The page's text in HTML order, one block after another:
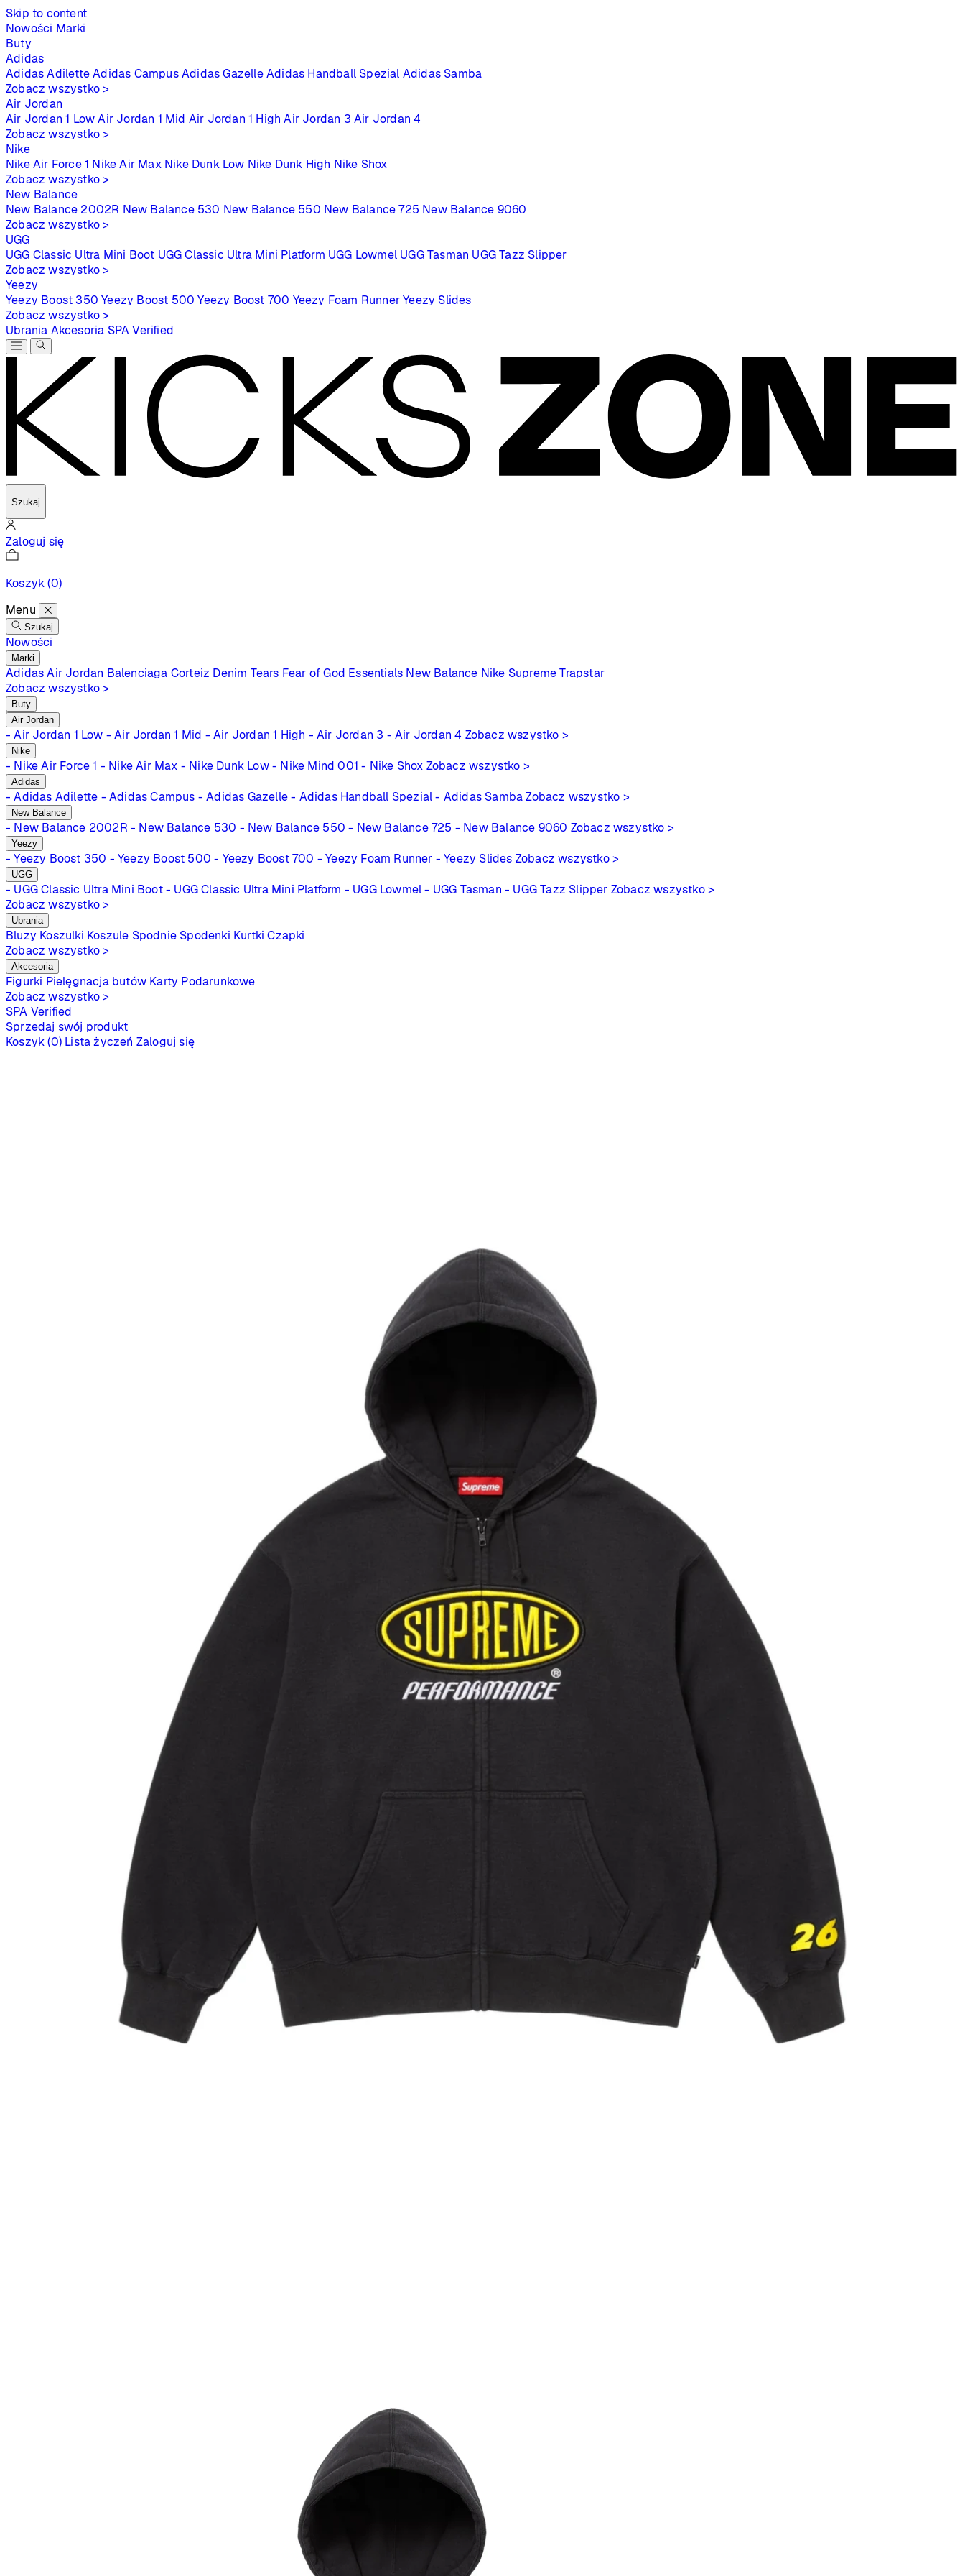
Skip to content
Nowości Marki
Buty
Adidas
Adidas Adilette Adidas Campus Adidas Gazelle Adidas Handball Spezial Adidas Samba
Zobacz wszystko >
Air Jordan
Air Jordan 1 Low Air Jordan 1 Mid Air Jordan 1 High Air Jordan 3 Air Jordan 4
Zobacz wszystko >
Nike
Nike Air Force 1 Nike Air Max Nike Dunk Low Nike Dunk High Nike Shox
Zobacz wszystko >
New Balance
New Balance 2002R New Balance 530 New Balance 550 New Balance 725 New Balance 9060
Zobacz wszystko >
UGG
UGG Classic Ultra Mini Boot UGG Classic Ultra Mini Platform UGG Lowmel UGG Tasman UGG Tazz Slipper
Zobacz wszystko >
Yeezy
Yeezy Boost 350 Yeezy Boost 500 Yeezy Boost 700 Yeezy Foam Runner Yeezy Slides
Zobacz wszystko >
Ubrania Akcesoria SPAVerified
Szukaj
Zaloguj się
Koszyk(0)
Menu
Szukaj
Nowości
Marki
Adidas Air Jordan Balenciaga Corteiz Denim Tears Fear of God Essentials New Balance Nike Supreme Trapstar
Zobacz wszystko >
Buty
Air Jordan
- Air Jordan 1 Low - Air Jordan 1 Mid - Air Jordan 1 High - Air Jordan 3 - Air Jordan 4 Zobacz wszystko >
Nike
- Nike Air Force 1 - Nike Air Max - Nike Dunk Low - Nike Mind 001 - Nike Shox Zobacz wszystko >
Adidas
- Adidas Adilette - Adidas Campus - Adidas Gazelle - Adidas Handball Spezial - Adidas Samba Zobacz wszystko >
New Balance
- New Balance 2002R - New Balance 530 - New Balance 550 - New Balance 725 - New Balance 9060 Zobacz wszystko >
Yeezy
- Yeezy Boost 350 - Yeezy Boost 500 - Yeezy Boost 700 - Yeezy Foam Runner - Yeezy Slides Zobacz wszystko >
UGG
- UGG Classic Ultra Mini Boot - UGG Classic Ultra Mini Platform - UGG Lowmel - UGG Tasman - UGG Tazz Slipper Zobacz wszystko >
Zobacz wszystko >
Ubrania
Bluzy Koszulki Koszule Spodnie Spodenki Kurtki Czapki
Zobacz wszystko >
Akcesoria
Figurki Pielęgnacja butów Karty Podarunkowe
Zobacz wszystko >
SPA Verified
Sprzedaj swój produkt
Koszyk (0) Lista życzeń Zaloguj się